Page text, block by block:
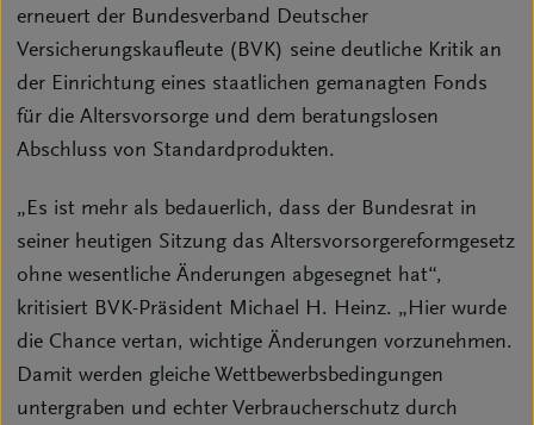
erneuert der Bundesverband Deutscher
Versicherungskaufleute (BVK) seine deutliche Kritik an
der Einrichtung eines staatlichen gemanagten Fonds
für die Altersvorsorge und dem beratungslosen
Abschluss von Standardprodukten.
„Es ist mehr als bedauerlich, dass der Bundesrat in
seiner heutigen Sitzung das Altersvorsorgereformgesetz
ohne wesentliche Änderungen abgesegnet hat“,
kritisiert BVK-Präsident Michael H. Heinz. „Hier wurde
die Chance vertan, wichtige Änderungen vorzunehmen.
Damit werden gleiche Wettbewerbsbedingungen
untergraben und echter Verbraucherschutz durch